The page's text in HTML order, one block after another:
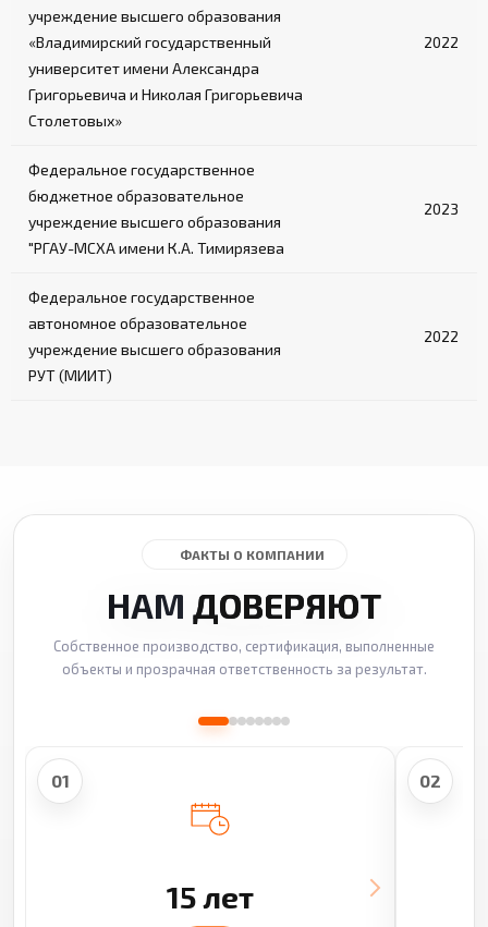
учреждение высшего образования
«Владимирский государственный
университет имени Александра
Григорьевича и Николая Григорьевича
Столетовых»
2022
Федеральное государственное
бюджетное образовательное
учреждение высшего образования
"РГАУ-МСХА имени К.А. Тимирязева
2023
Федеральное государственное
автономное образовательное
учреждение высшего образования
РУТ (МИИТ)
2022
ФАКТЫ О КОМПАНИИ
НАМ ДОВЕРЯЮТ
Собственное производство, сертификация, выполненные
объекты и прозрачная ответственность за результат.
01
15 лет
02